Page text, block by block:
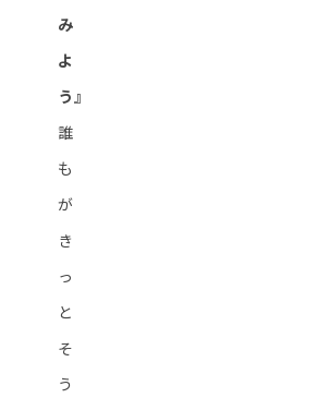
み
よ
う』
誰
も
が
き
っ
と
そ
う